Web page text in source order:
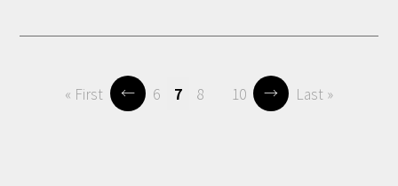
« First ← 6 7 8 10 → Last »